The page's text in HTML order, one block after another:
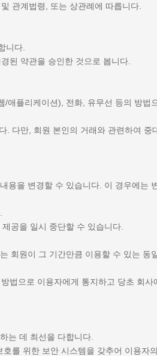
관계법령, 또는 상관례에 따릅니다.
니다.
된 약관을 승인한 것으로 봅니다.
애플리케이션), 전화, 유무선 등의 방법
. 다만, 회원 본인의 거래와 관련하여 중
용을 변경할 수 있습니다. 이 경우에는
공을 일시 중단할 수 있습니다.
회원이 그 기간만큼 이용할 수 있는 동
법으로 이용자에게 통지하고 당초 회사
는 데 최선을 다합니다.
를 위한 보안 시스템을 갖추어 이용자의